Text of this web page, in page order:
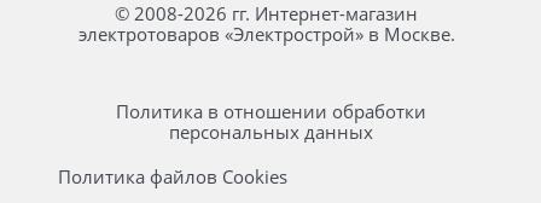
© 2008-2026 гг. Интернет-магазин
электротоваров «Электрострой» в Москве.
Политика в отношении обработки
персональных данных
Политика файлов Cookies